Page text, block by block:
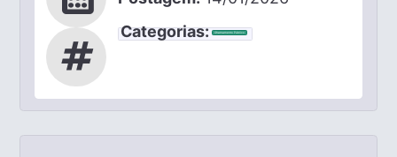
tag
Categorias: Chamamento Público